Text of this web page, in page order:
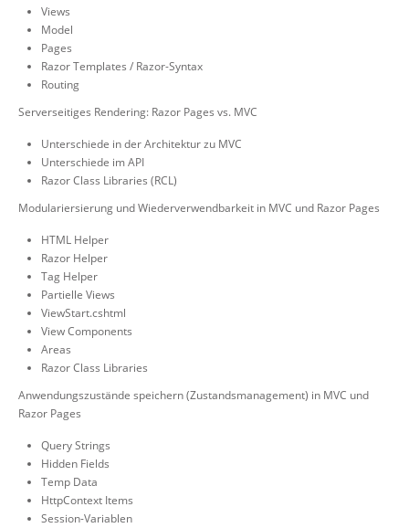
Views
Model
Pages
Razor Templates / Razor-Syntax
Routing
Serverseitiges Rendering: Razor Pages vs. MVC
Unterschiede in der Architektur zu MVC
Unterschiede im API
Razor Class Libraries (RCL)
Modulariersierung und Wiederverwendbarkeit in MVC und Razor Pages
HTML Helper
Razor Helper
Tag Helper
Partielle Views
ViewStart.cshtml
View Components
Areas
Razor Class Libraries
Anwendungszustände speichern (Zustandsmanagement) in MVC und
Razor Pages
Query Strings
Hidden Fields
Temp Data
HttpContext Items
Session-Variablen